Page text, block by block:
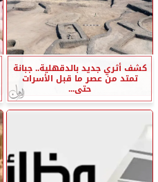
كشف أثري جديد بالدقهلية.. جبانة
تمتد من عصر ما قبل الأسرات
حتى...